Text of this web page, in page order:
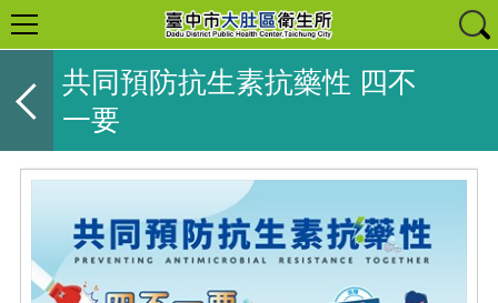
共同預防抗生素抗藥性 四不
一要